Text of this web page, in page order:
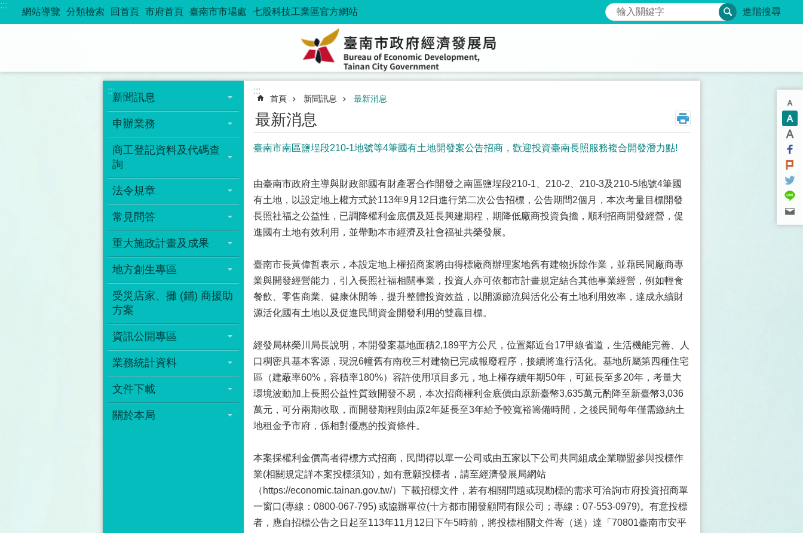
跳到主要內容區塊
:::
網站導覽 分類檢索 回首頁 市府首頁 臺南市市場處 七股科技工業區官方網站 搜尋 進階搜尋
:::
新聞訊息
申辦業務
商工登記資料及代碼查
詢
法令規章
常見問答
重大施政計畫及成果
地方創生專區
受災店家、攤 (鋪) 商援助
方案
資訊公開專區
業務統計資料
文件下載
關於本局
:::
首頁 新聞訊息 最新消息
最新消息
臺南市南區鹽埕段210-1地號等4筆國有土地開發案公告招商，歡迎投資臺南長照服務複合開發潛力點!
由臺南市政府主導與財政部國有財產署合作開發之南區鹽埕段210-1、210-2、210-3及210-5地號4筆國
有土地，以設定地上權方式於113年9月12日進行第二次公告招標，公告期間2個月，本次考量目標開發
長照社福之公益性，已調降權利金底價及延長興建期程，期降低廠商投資負擔，順利招商開發經營，促
進國有土地有效利用，並帶動本市經濟及社會福祉共榮發展。
臺南市長黃偉哲表示，本設定地上權招商案將由得標廠商辦理案地舊有建物拆除作業，並藉民間廠商專
業與開發經營能力，引入長照社福相關事業，投資人亦可依都市計畫規定結合其他事業經營，例如輕食
餐飲、零售商業、健康休閒等，提升整體投資效益，以開源節流與活化公有土地利用效率，達成永續財
源活化國有土地以及促進民間資金開發利用的雙贏目標。
經發局林榮川局長說明，本開發案基地面積2,189平方公尺，位置鄰近台17甲線省道，生活機能完善、人
口稠密具基本客源，現況6幢舊有南稅三村建物已完成報廢程序，接續將進行活化。基地所屬第四種住宅
區（建蔽率60%，容積率180%）容許使用項目多元，地上權存續年期50年，可延長至多20年，考量大
環境波動加上長照公益性質致開發不易，本次招商權利金底價由原新臺幣3,635萬元酌降至新臺幣3,036
萬元，可分兩期收取，而開發期程則由原2年延長至3年給予較寬裕籌備時間，之後民間每年僅需繳納土
地租金予市府，係相對優惠的投資條件。
本案採權利金價高者得標方式招商，民間得以單一公司或由五家以下公司共同組成企業聯盟參與投標作
業(相關規定詳本案投標須知)，如有意願投標者，請至經濟發展局網站
（https://economic.tainan.gov.tw/）下載招標文件，若有相關問題或現勘標的需求可洽詢市府投資招商單
一窗口(專線：0800-067-795) 或協辦單位(十方都市開發顧問有限公司；專線：07-553-0979)。有意投標
者，應自招標公告之日起至113年11月12日下午5時前，將投標相關文件寄（送）達「70801臺南市安平